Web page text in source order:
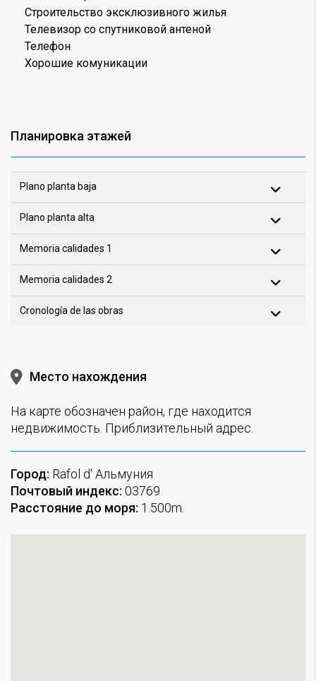
Строительство эксклюзивного жилья
Телевизор со спутниковой антеной
Телефон
Хорошие комуникации
Планировка этажей
Plano planta baja
Plano planta alta
Memoria calidades 1
Memoria calidades 2
Cronología de las obras
Место нахождения
На карте обозначен район, где находится
недвижимость. Приблизительный адрес.
Город: Rafol d' Альмуния
Почтовый индекс: 03769
Расстояние до моря: 1.500m.